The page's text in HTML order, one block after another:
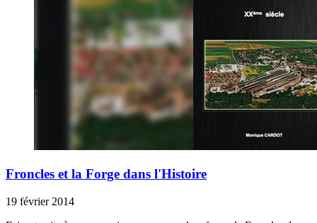
Froncles et la Forge dans l'Histoire
19 février 2014